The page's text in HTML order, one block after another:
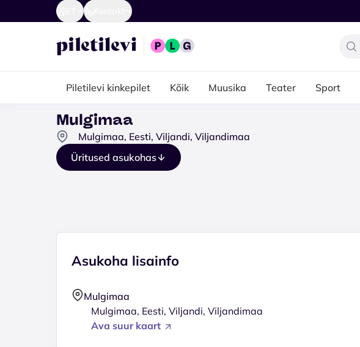
Piletilevi kinkepilet Kõik Muusika Teater Sport
Mulgimaa
Mulgimaa, Eesti, Viljandi, Viljandimaa
Üritused asukohas
Asukoha lisainfo
Mulgimaa
Mulgimaa, Eesti, Viljandi, Viljandimaa
Ava suur kaart